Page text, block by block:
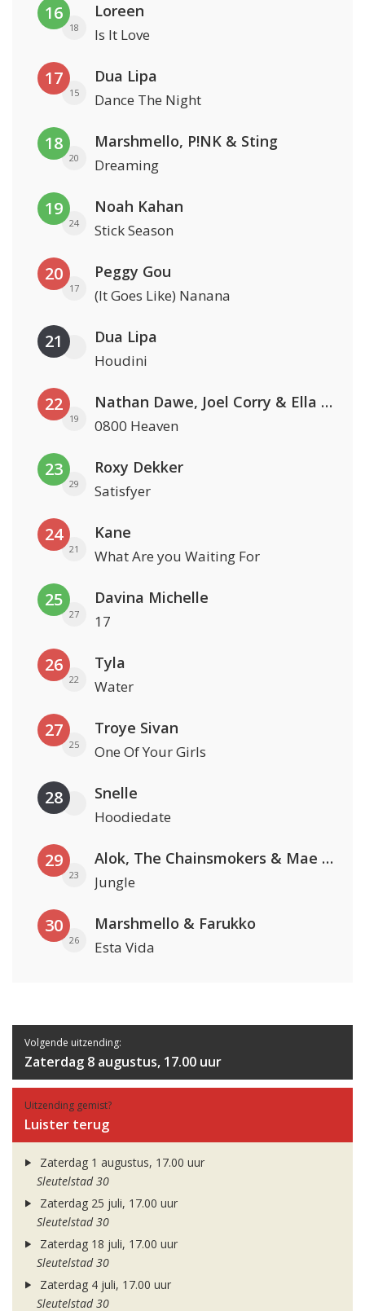
16
18
Loreen
Is It Love
17
15
Dua Lipa
Dance The Night
18
20
Marshmello, P!NK & Sting
Dreaming
19
24
Noah Kahan
Stick Season
20
17
Peggy Gou
(It Goes Like) Nanana
21 Dua Lipa
Houdini
22
19
Nathan Dawe, Joel Corry & Ella Henderson
0800 Heaven
23
29
Roxy Dekker
Satisfyer
24
21
Kane
What Are you Waiting For
25
27
Davina Michelle
17
26
22
Tyla
Water
27
25
Troye Sivan
One Of Your Girls
28 Snelle
Hoodiedate
29
23
Alok, The Chainsmokers & Mae Stephens
Jungle
30
26
Marshmello & Farukko
Esta Vida
Volgende uitzending:
Zaterdag 8 augustus, 17.00 uur
Uitzending gemist?
Luister terug
Zaterdag 1 augustus, 17.00 uur
Sleutelstad 30
Zaterdag 25 juli, 17.00 uur
Sleutelstad 30
Zaterdag 18 juli, 17.00 uur
Sleutelstad 30
Zaterdag 4 juli, 17.00 uur
Sleutelstad 30